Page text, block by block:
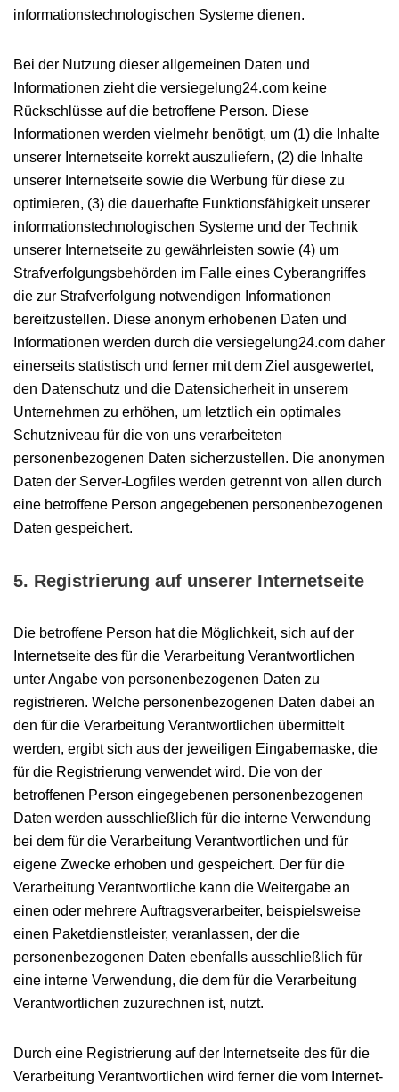
informationstechnologischen Systeme dienen.
Bei der Nutzung dieser allgemeinen Daten und
Informationen zieht die versiegelung24.com keine
Rückschlüsse auf die betroffene Person. Diese
Informationen werden vielmehr benötigt, um (1) die Inhalte
unserer Internetseite korrekt auszuliefern, (2) die Inhalte
unserer Internetseite sowie die Werbung für diese zu
optimieren, (3) die dauerhafte Funktionsfähigkeit unserer
informationstechnologischen Systeme und der Technik
unserer Internetseite zu gewährleisten sowie (4) um
Strafverfolgungsbehörden im Falle eines Cyberangriffes
die zur Strafverfolgung notwendigen Informationen
bereitzustellen. Diese anonym erhobenen Daten und
Informationen werden durch die versiegelung24.com daher
einerseits statistisch und ferner mit dem Ziel ausgewertet,
den Datenschutz und die Datensicherheit in unserem
Unternehmen zu erhöhen, um letztlich ein optimales
Schutzniveau für die von uns verarbeiteten
personenbezogenen Daten sicherzustellen. Die anonymen
Daten der Server-Logfiles werden getrennt von allen durch
eine betroffene Person angegebenen personenbezogenen
Daten gespeichert.
5. Registrierung auf unserer Internetseite
Die betroffene Person hat die Möglichkeit, sich auf der
Internetseite des für die Verarbeitung Verantwortlichen
unter Angabe von personenbezogenen Daten zu
registrieren. Welche personenbezogenen Daten dabei an
den für die Verarbeitung Verantwortlichen übermittelt
werden, ergibt sich aus der jeweiligen Eingabemaske, die
für die Registrierung verwendet wird. Die von der
betroffenen Person eingegebenen personenbezogenen
Daten werden ausschließlich für die interne Verwendung
bei dem für die Verarbeitung Verantwortlichen und für
eigene Zwecke erhoben und gespeichert. Der für die
Verarbeitung Verantwortliche kann die Weitergabe an
einen oder mehrere Auftragsverarbeiter, beispielsweise
einen Paketdienstleister, veranlassen, der die
personenbezogenen Daten ebenfalls ausschließlich für
eine interne Verwendung, die dem für die Verarbeitung
Verantwortlichen zuzurechnen ist, nutzt.
Durch eine Registrierung auf der Internetseite des für die
Verarbeitung Verantwortlichen wird ferner die vom Internet-